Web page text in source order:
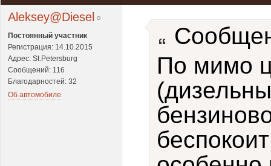
Aleksey@Diesel
Постоянный участник
Регистрация: 14.10.2015
Адрес: St.Petersburg
Сообщений: 116
Благодарностей: 32
Об автомобиле
По мимо